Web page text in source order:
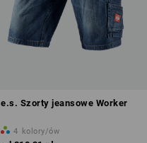
e.s. Szorty jeansowe Worker
4 kolory/ów